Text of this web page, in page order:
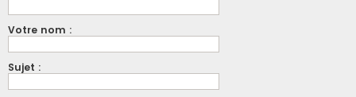
Votre nom :
Sujet :